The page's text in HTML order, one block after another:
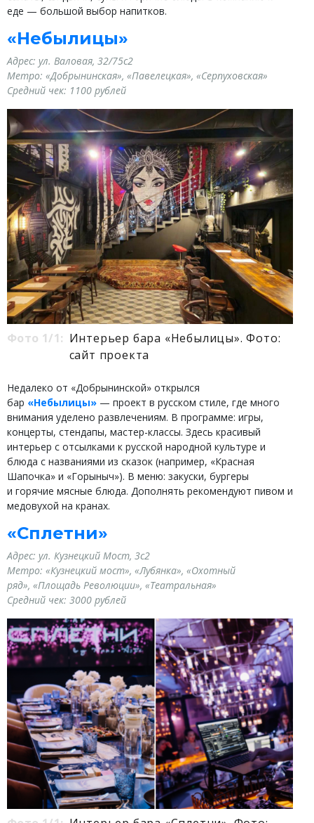
еде — большой выбор напитков.
«Небылицы»
Адрес: ул. Валовая, 32/75с2
Метро: «Добрынинская», «Павелецкая», «Серпуховская»
Средний чек: 1100 рублей
Фото 1/1: Интерьер бара «Небылицы». Фото:
сайт проекта
Недалеко от «Добрынинской» открылся
бар «Небылицы» — проект в русском стиле, где много
внимания уделено развлечениям. В программе: игры,
концерты, стендапы, мастер-классы. Здесь красивый
интерьер с отсылками к русской народной культуре и
блюда с названиями из сказок (например, «Красная
Шапочка» и «Горыныч»). В меню: закуски, бургеры
и горячие мясные блюда. Дополнять рекомендуют пивом и
медовухой на кранах.
«Сплетни»
Адрес: ул. Кузнецкий Мост, 3с2
Метро: «Кузнецкий мост», «Лубянка», «Охотный
ряд», «Площадь Революции», «Театральная»
Средний чек: 3000 рублей